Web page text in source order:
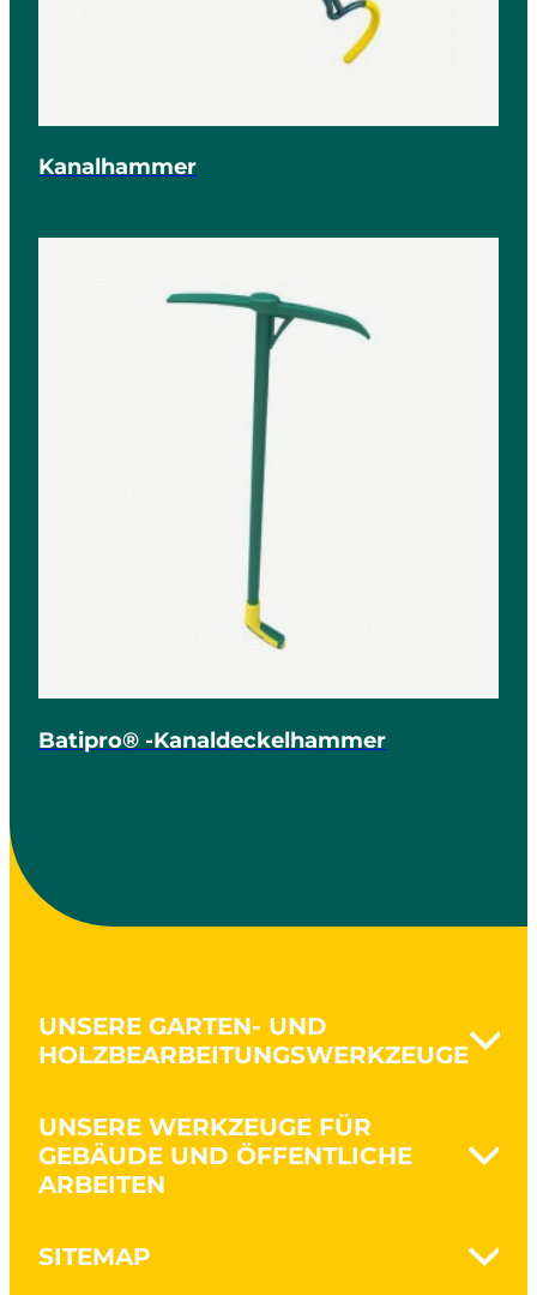
Kanalhammer
Batipro® -Kanaldeckelhammer
UNSERE GARTEN- UND
HOLZBEARBEITUNGSWERKZEUGE
Bodenbearbeitung
Boden umgraben
Gartenpflege
UNSERE WERKZEUGE FÜR
GEBÄUDE UND ÖFFENTLICHE
ARBEITEN
Gesundheit
SITEMAP